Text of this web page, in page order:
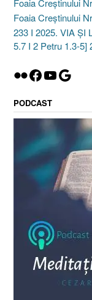
Foaia Creștinului
233 I 2025. VIA ȘI
5.7 I 2 Petru 1.3-5]
Flickr
Facebook
YouTube
PODCAST